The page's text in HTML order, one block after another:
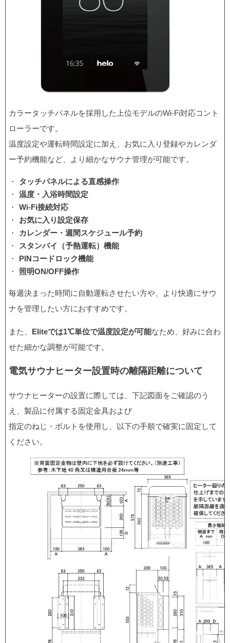
カラータッチパネルを採用した上位モデルのWi-Fi対応コント
ローラーです。
温度設定や運転時間設定に加え、お気に入り登録やカレンダ
ー予約機能など、より細かなサウナ管理が可能です。
タッチパネルによる直感操作
温度・入浴時間設定
Wi-Fi接続対応
お気に入り設定保存
カレンダー・週間スケジュール予約
スタンバイ（予熱運転）機能
PINコードロック機能
照明ON/OFF操作
毎週決まった時間に自動運転させたい方や、より快適にサウ
ナを管理したい方におすすめです。
また、 Eliteでは1℃単位で温度設定が可能なため、好みに合わ
せた細かな調整が可能です。
電気サウナヒーター設置時の離隔距離について
サウナヒーターの設置に際しては、下記図面をご確認のう
え、製品に付属する固定金具および
指定のねじ・ボルトを使用し、以下の手順で確実に固定して
ください。